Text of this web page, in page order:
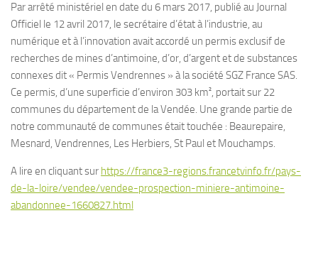
Par arrêté ministériel en date du 6 mars 2017, publié au Journal
Officiel le 12 avril 2017, le secrétaire d’état à l’industrie, au
numérique et à l’innovation avait accordé un permis exclusif de
recherches de mines d’antimoine, d’or, d’argent et de substances
connexes dit « Permis Vendrennes » à la société SGZ France SAS.
Ce permis, d’une superficie d’environ 303 km², portait sur 22
communes du département de la Vendée. Une grande partie de
notre communauté de communes était touchée : Beaurepaire,
Mesnard, Vendrennes, Les Herbiers, St Paul et Mouchamps.
A lire en cliquant sur https://france3-regions.francetvinfo.fr/pays-
de-la-loire/vendee/vendee-prospection-miniere-antimoine-
abandonnee-1660827.html